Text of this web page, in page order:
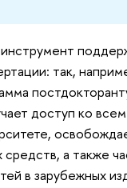
инструмент
так,
доступ ко всем
а также
в зарубежных